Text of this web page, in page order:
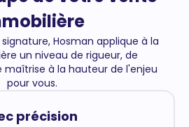
Hosman applique à la
un niveau de rigueur, de
à la hauteur de l'enjeu
pour vous.
précision